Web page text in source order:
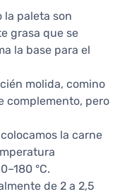
la paleta son
grasa que se
la base para el
molida, comino
complemento, pero
la carne
°C.
de 2 a 2,5